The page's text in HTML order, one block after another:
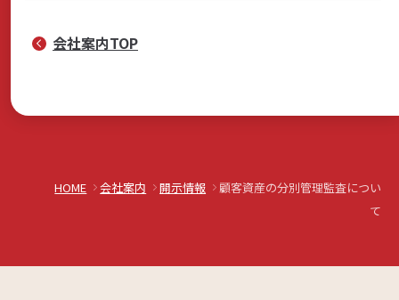
会社案内TOP
HOME 会社案内 開示情報
顧客資産の分別管理監査につい
て